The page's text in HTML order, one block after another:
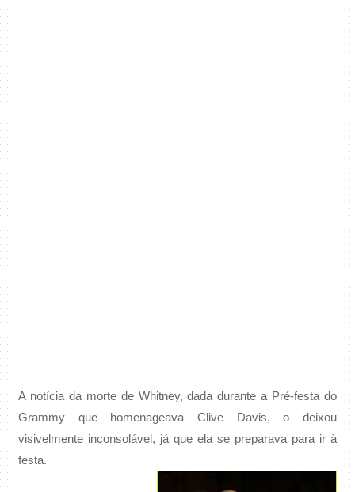
A notícia da morte de Whitney, dada durante a Pré-festa do
Grammy que homenageava Clive Davis, o deixou
visivelmente inconsolável, já que ela se preparava para ir à
festa.